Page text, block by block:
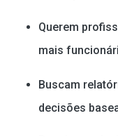
Querem
mais
Buscam
decisões